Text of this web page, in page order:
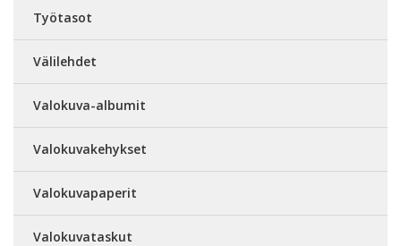
Työtasot
Välilehdet
Valokuva-albumit
Valokuvakehykset
Valokuvapaperit
Valokuvataskut